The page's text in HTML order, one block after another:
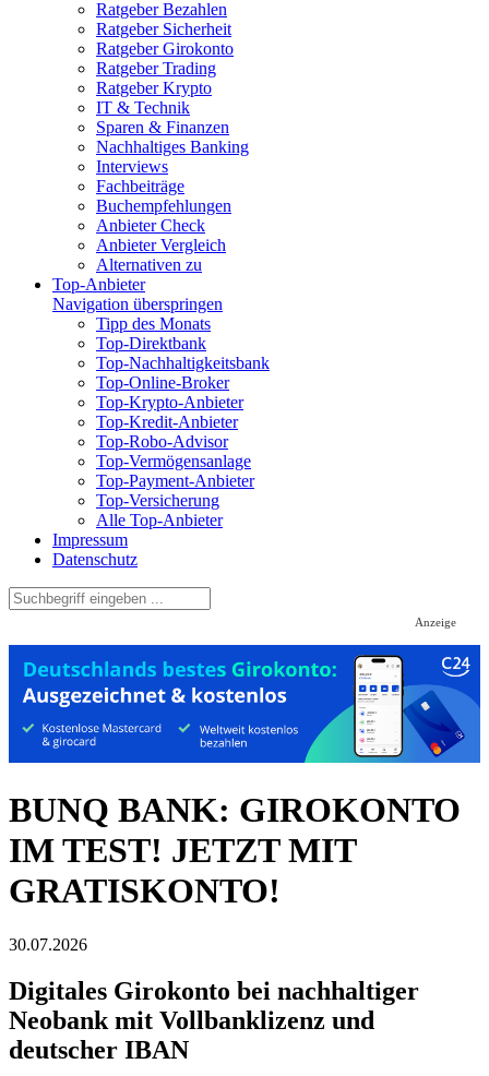
Ratgeber Bezahlen
Ratgeber Sicherheit
Ratgeber Girokonto
Ratgeber Trading
Ratgeber Krypto
IT & Technik
Sparen & Finanzen
Nachhaltiges Banking
Interviews
Fachbeiträge
Buchempfehlungen
Anbieter Check
Anbieter Vergleich
Alternativen zu
Top-Anbieter
Navigation überspringen
Tipp des Monats
Top-Direktbank
Top-Nachhaltigkeitsbank
Top-Online-Broker
Top-Krypto-Anbieter
Top-Kredit-Anbieter
Top-Robo-Advisor
Top-Vermögensanlage
Top-Payment-Anbieter
Top-Versicherung
Alle Top-Anbieter
Impressum
Datenschutz
Anzeige
BUNQ BANK: GIROKONTO
IM TEST! JETZT MIT
GRATISKONTO!
30.07.2026
Digitales Girokonto bei nachhaltiger
Neobank mit Vollbanklizenz und
deutscher IBAN